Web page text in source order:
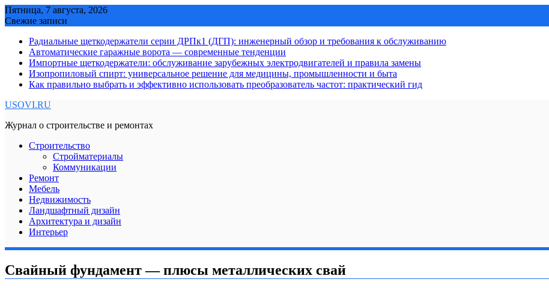
Skip
to
Пятница, 7 августа, 2026
Свежие записи
Радиальные щеткодержатели серии ДРПк1 (ДГП): инженерный обзор и требования к обслуживанию
Автоматические гаражные ворота — современные тенденции
Импортные щеткодержатели: обслуживание зарубежных электродвигателей и правила замены
Изопропиловый спирт: универсальное решение для медицины, промышленности и быта
Как правильно выбрать и эффективно использовать преобразователь частот: практический гид
USOVI.RU
Журнал о строительстве и ремонтах
Строительство
Стройматериалы
Коммуникации
Ремонт
Мебель
Недвижимость
Ландшафтный дизайн
Архитектура и дизайн
Интерьер
Свайный фундамент — плюсы металлических свай